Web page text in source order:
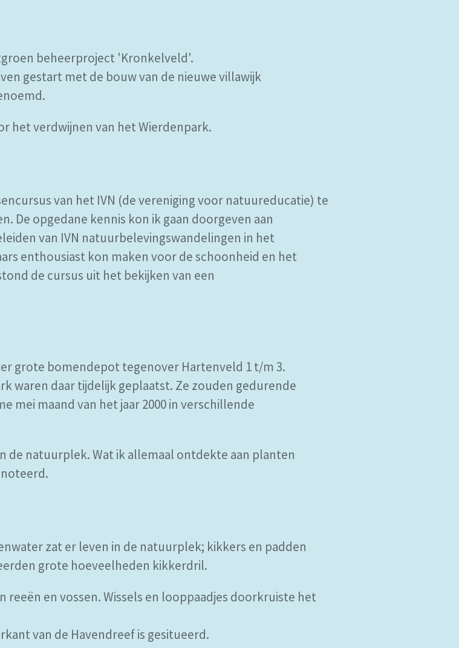
beheerproject 'Kronkelveld'.
gestart met de bouw van de nieuwe villawijk
het verdwijnen van het Wierdenpark.
van het IVN (de vereniging voor natuureducatie) te
De opgedane kennis kon ik gaan doorgeven aan
van IVN natuurbelevingswandelingen in het
enthousiast kon maken voor de schoonheid en het
de cursus uit het bekijken van een
grote bomendepot tegenover Hartenveld 1 t/m 3.
waren daar tijdelijk geplaatst. Ze zouden gedurende
mei maand van het jaar 2000 in verschillende
de natuurplek. Wat ik allemaal ontdekte aan planten
zat er leven in de natuurplek; kikkers en padden
grote hoeveelheden kikkerdril.
en vossen. Wissels en looppaadjes doorkruiste het
van de Havendreef is gesitueerd.